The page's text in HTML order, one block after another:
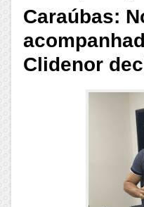
Caraúbas:
Clidenor